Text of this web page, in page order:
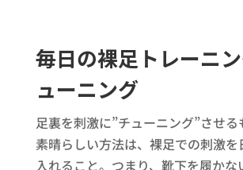
毎日の裸足トレーニ
ューニング
足裏を刺激に”チューニング”させる
素晴らしい方法は、裸足での刺激を
入れること。つまり、靴下を履かな